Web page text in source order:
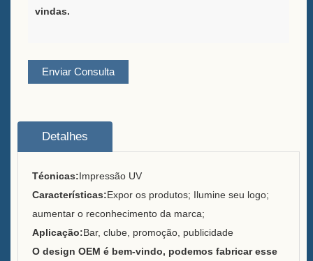
Balde de Gelo
Abredor de Garrafas com
Sobre
Marcas que atendemos
Sustentabilidade
vindas.
Enviar Consulta
Detalhes
Técnicas:Impressão UV
Características:Expor os produtos; Ilumine seu logo;
aumentar o reconhecimento da marca;
Aplicação:Bar, clube, promoção, publicidade
O design OEM é bem-vindo, podemos fabricar esse